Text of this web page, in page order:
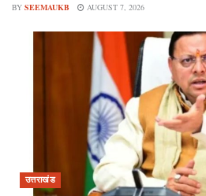
BY SEEMAUKB AUGUST 7, 2026
उत्तराखंड